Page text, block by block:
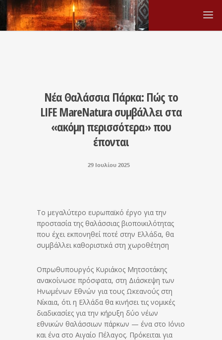
Νέα Θαλάσσια Πάρκα: Πώς το
LIFE MareNatura συμβάλλει στα
«ακόμη περισσότερα» που
έπονται
29 Ιουλίου 2025
Το μεγαλύτερο ευρωπαϊκό έργο για την
προστασία της θαλάσσιας βιοποικιλότητας
που έχει εκπονηθεί ποτέ στην Ελλάδα, θα
συμβάλλει καθοριστικά στη χωροθέτηση
Οπρωθυπουργός Κυριάκος Μητσοτάκης
ανακοίνωσε πρόσφατα, στη Διάσκεψη των
Ηνωμένων Εθνών για τους Ωκεανούς στη
Νίκαια, ότι η Ελλάδα θα κινήσει τις νομικές
διαδικασίες για την κήρυξη δύο νέων
εθνικών θαλάσσιων πάρκων — ένα στο Ιόνιο
και ένα στο Αιγαίο Πέλαγος. Πρόκειται για